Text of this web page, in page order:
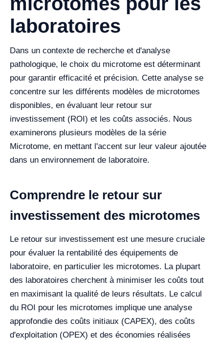
laboratoires
Dans un contexte de recherche et d'analyse
pathologique, le choix du microtome est déterminant
pour garantir efficacité et précision. Cette analyse se
concentre sur les différents modèles de microtomes
disponibles, en évaluant leur retour sur
investissement (ROI) et les coûts associés. Nous
examinerons plusieurs modèles de la série
Microtome, en mettant l'accent sur leur valeur ajoutée
dans un environnement de laboratoire.
Comprendre le retour sur
investissement des microtomes
Le retour sur investissement est une mesure cruciale
pour évaluer la rentabilité des équipements de
laboratoire, en particulier les microtomes. La plupart
des laboratoires cherchent à minimiser les coûts tout
en maximisant la qualité de leurs résultats. Le calcul
du ROI pour les microtomes implique une analyse
approfondie des coûts initiaux (CAPEX), des coûts
d'exploitation (OPEX) et des économies réalisées